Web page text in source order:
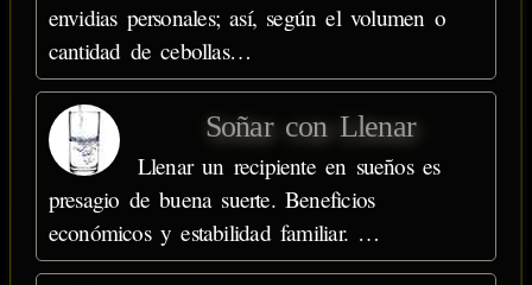
envidias personales; así, según el volumen o
cantidad de cebollas…
Soñar con Llenar
Llenar un recipiente en sueños es
presagio de buena suerte. Beneficios
económicos y estabilidad familiar. …